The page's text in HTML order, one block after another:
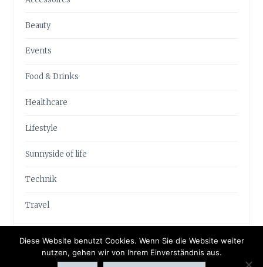
Beauty
Events
Food & Drinks
Healthcare
Lifestyle
Sunnyside of life
Technik
Travel
Diese Website benutzt Cookies. Wenn Sie die Website weiter
nutzen, gehen wir von Ihrem Einverständnis aus.